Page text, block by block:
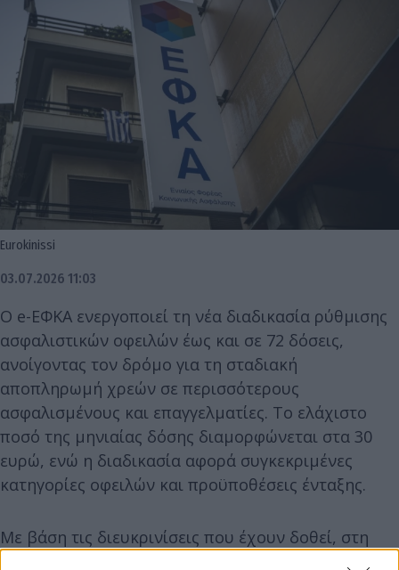
Eurokinissi
03.07.2026 11:03
Ο e-ΕΦΚΑ ενεργοποιεί τη νέα διαδικασία ρύθμισης
ασφαλιστικών οφειλών έως και σε 72 δόσεις,
ανοίγοντας τον δρόμο για τη σταδιακή
αποπληρωμή χρεών σε περισσότερους
ασφαλισμένους και επαγγελματίες. Το ελάχιστο
ποσό της μηνιαίας δόσης διαμορφώνεται στα 30
ευρώ, ενώ η διαδικασία αφορά συγκεκριμένες
κατηγορίες οφειλών και προϋποθέσεις ένταξης.
Με βάση τις διευκρινίσεις που έχουν δοθεί, στη